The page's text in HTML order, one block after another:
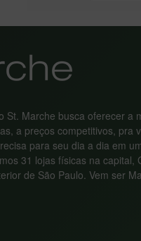
St. Marche busca oferecer a
a preços competitivos, pra
para seu dia a dia em
31 lojas físicas na capital,
de São Paulo. Vem ser